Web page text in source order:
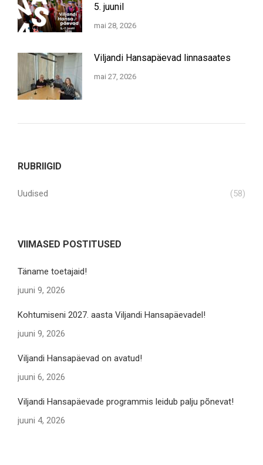
5. juunil
mai 28, 2026
Viljandi Hansapäevad linnasaates
mai 27, 2026
RUBRIIGID
Uudised (58)
VIIMASED POSTITUSED
Täname toetajaid!
juuni 9, 2026
Kohtumiseni 2027. aasta Viljandi Hansapäevadel!
juuni 9, 2026
Viljandi Hansapäevad on avatud!
juuni 6, 2026
Viljandi Hansapäevade programmis leidub palju põnevat!
juuni 4, 2026